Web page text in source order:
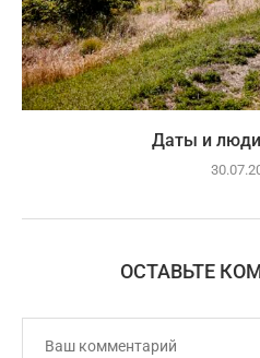
Даты и
ОСТАВЬТЕ